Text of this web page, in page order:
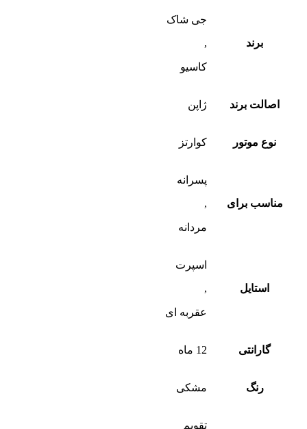
برند
جی شاک
,
کاسیو
اصالت برند ژاپن
نوع موتور کوارتز
مناسب برای
پسرانه
,
مردانه
استایل
اسپرت
,
عقربه ای
گارانتی 12 ماه
رنگ مشکی
تقویم